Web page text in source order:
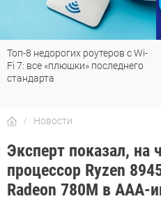
Топ-8 недорогих роутеров с Wi-
Fi 7: все «плюшки» последнего
стандарта
Новости
Эксперт показал, на
процессор Ryzen
Radeon 780M в ААА-